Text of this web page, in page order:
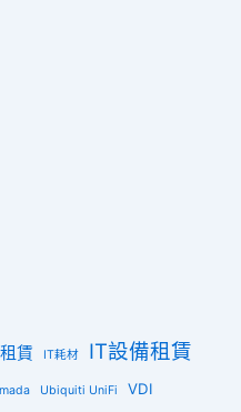
賃 IT耗材 IT設備租賃
Ubiquiti UniFi VDI